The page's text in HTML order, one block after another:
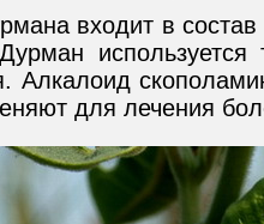
входит в
используется
Алкалоид
для лечения